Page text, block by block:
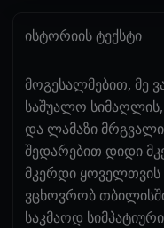
ისტორიის ტექსტი
მოგესალმებით, მე
საშუალო
და ლამაზი
შედარებით დიდი
მკერდი ყოველთვის
ვცხოვრობ
საკმაოდ